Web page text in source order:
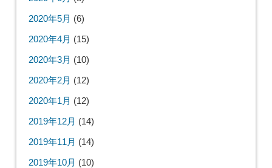
2020年5月 (6)
2020年4月 (15)
2020年3月 (10)
2020年2月 (12)
2020年1月 (12)
2019年12月 (14)
2019年11月 (14)
2019年10月 (10)